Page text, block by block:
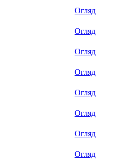
Огляд
Огляд
Огляд
Огляд
Огляд
Огляд
Огляд
Огляд